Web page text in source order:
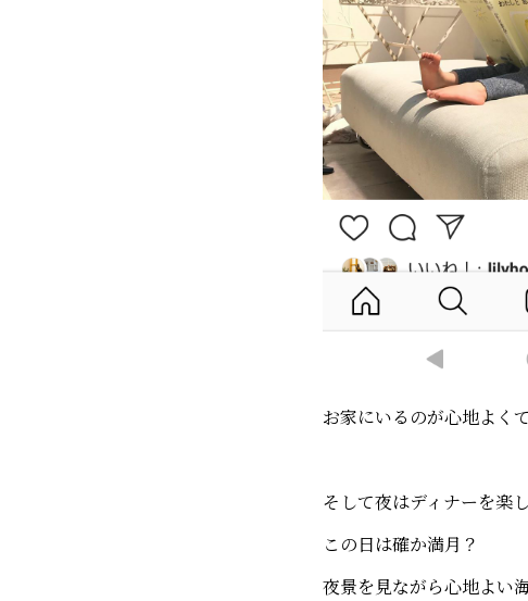
お家にいるのが心地よく
そして夜はディナーを楽し
この日は確か満月？
夜景を見ながら心地よい